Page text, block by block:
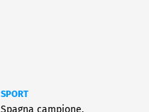
SPORT
Spagna campione,